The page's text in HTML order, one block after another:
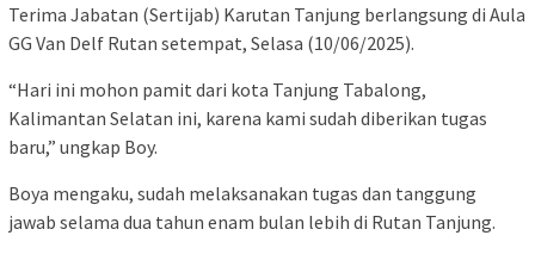
Terima Jabatan (Sertijab) Karutan Tanjung berlangsung di Aula
GG Van Delf Rutan setempat, Selasa (10/06/2025).
“Hari ini mohon pamit dari kota Tanjung Tabalong,
Kalimantan Selatan ini, karena kami sudah diberikan tugas
baru,” ungkap Boy.
Boya mengaku, sudah melaksanakan tugas dan tanggung
jawab selama dua tahun enam bulan lebih di Rutan Tanjung.